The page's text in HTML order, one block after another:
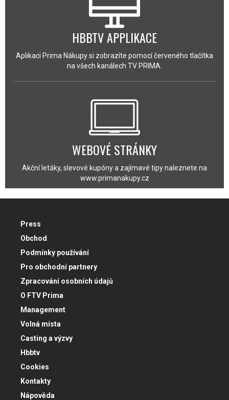
HBBTV APPLIKACE
Aplikaci Prima Nákupy si zobrazíte pomocí červeného tlačítka
na všech kanálech TV PRIMA.
WEBOVÉ STRÁNKY
Akční letáky, slevové kupóny a zajímavé tipy naleznete na
www.primanakupy.cz
Press
Obchod
Podmínky používání
Pro obchodní partnery
Zpracování osobních údajů
O FTV Prima
Management
Volná místa
Casting a výzvy
Hbbtv
Cookies
Kontakty
Nápověda